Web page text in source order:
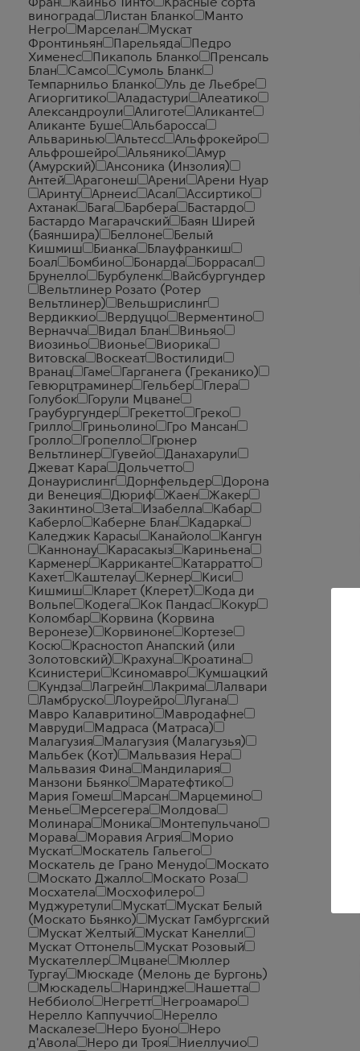
Фран
Каиньо Тинто
Красные сорта
винограда
Листан Бланко
Манто
Негро
Марселан
Мускат
Фронтиньян
Парельяда
Педро
Хименес
Пикаполь Бланко
Пренсаль
Блан
Самсо
Сумоль Бланк
Темпарнильо Бланко
Уль де Льебре
Агиоргитико
Аладастури
Алеатико
Александроули
Алиготе
Аликанте
Аликанте Буше
Альбаросса
Альваринью
Альтесс
Альфрокейро
Альфрошейро
Альянико
Амур
(Амурский)
Ансоника (Инзолия)
Антей
Арагонеш Арени
Арени Нуар
Аринту
Арнеис Асал
Ассиртико
Ахтанак
Бага Барбера
Бастардо
Бастардо Магарачский
Баян Ширей
(Баяншира)
Беллоне
Белый
Кишмиш
Бианка
Блауфранкиш
Боал
Бомбино Бонарда
Боррасал
Брунелло
Бурбуленк
Вайсбургундер
Вельтлинер Розато (Ротер
Вельтлинер)
Вельшрислинг
Вердиккио
Вердуццо
Верментино
Верначча
Видал Блан
Виньяо
Виозиньо
Вионье
Виорика
Витовска
Воскеат
Востилиди
Вранац
Гаме
Гарганега (Греканико)
Гевюрцтраминер
Гельбер
Глера
Голубок
Горули Мцване
Граубургундер
Грекетто
Греко
Грилло
Гриньолино
Гро Мансан
Гролло
Гропелло
Грюнер
Вельтлинер
Гувейо
Данахарули
Джеват Кара
Дольчетто
Донаурислинг
Дорнфельдер
Дорона
ди Венеция
Дюриф Жаен
Жакер
Закинтино
Зета Изабелла
Кабар
Каберло
Каберне Блан
Кадарка
Каледжик Карасы
Канайоло
Кангун
Каннонау
Карасакыз
Кариньена
Карменер
Карриканте
Катарратто
Кахет
Каштелау Кернер
Киси
Кишмиш
Кларет (Клерет)
Кода ди
Вольпе
Кодега Кок Пандас
Кокур
Коломбар
Корвина (Корвина
Веронезе)
Корвиноне
Кортезе
Косю
Красностоп Анапский (или
Золотовский)
Крахуна
Кроатина
Ксинистери
Ксиномавро
Кумшацкий
Кундза
Лагрейн Лакрима
Лалвари
Ламбруско
Лоурейро
Лугана
Мавро Калавритино
Мавродафне
Мавруди
Мадраса (Матраса)
Малагузия
Малагузия (Малагузья)
Мальбек (Кот)
Мальвазия Нера
Мальвазия Фина
Мандилария
Манзони Бьянко
Маратефтико
Мария Гомеш
Марсан
Марцемино
Менье
Мерсегера
Молдова
Молинара
Моника
Монтепульчано
Морава
Моравия Агрия
Морио
Мускат
Москатель Гальего
Москатель де Грано Менудо
Москато
Москато Джалло
Москато Роза
Мосхатела
Мосхофилеро
Муджуретули
Мускат
Мускат Белый
(Москато Бьянко)
Мускат Гамбургский
Мускат Желтый
Мускат Канелли
Мускат Оттонель
Мускат Розовый
Мускателлер
Мцване
Мюллер
Тургау
Мюскаде (Мелонь де Бургонь)
Мюскадель
Нариндже
Нашетта
Неббиоло
Негретт
Негроамаро
Нерелло Каппуччио
Нерелло
Маскалезе
Неро Буоно
Неро
д'Авола
Неро ди Троя
Ниеллучио